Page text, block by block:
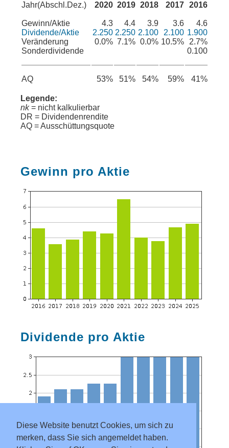
Diese Website benutzt Cookies, um sich zu
merken, dass Sie sich angemeldet haben.
Jahr(Abschl.Dez.)
Gewinn/Aktie
Dividende/Aktie
Veränderung
Sonderdividende
AQ
2020
4.3
2.250
0.0%
53%
2019
4.4
2.250
7.1%
51%
2018
3.9
2.100
0.0%
54%
2017
3.6
2.100
10.5%
59%
2016
4.6
1.900
2.7%
0.100
41%
Legende:
nk= nicht kalkulierbar
DR = Dividendenrendite
AQ = Ausschüttungsquote
Gewinn pro Aktie
Dividende pro Aktie